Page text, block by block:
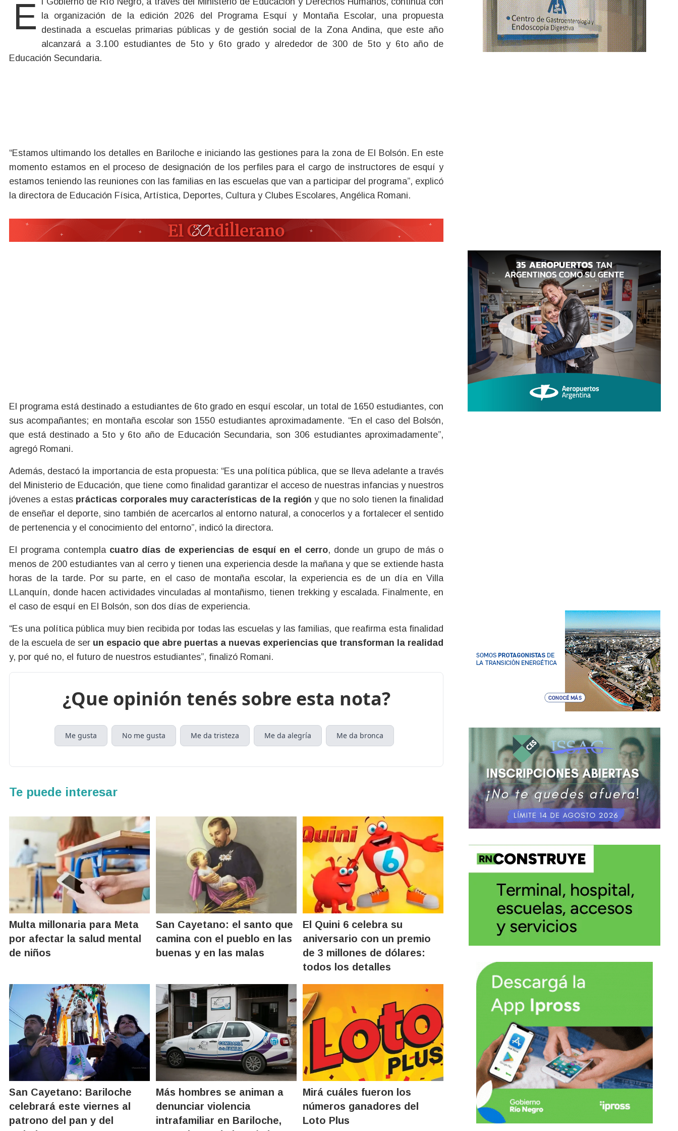
El Gobierno de Río Negro, a través del Ministerio de Educación y Derechos Humanos, continúa con la organización de la edición 2026 del Programa Esquí y Montaña Escolar, una propuesta
destinada a escuelas primarias públicas y de gestión social de la Zona Andina, que este año
alcanzará a 3.100 estudiantes de 5to y 6to grado y alrededor de 300 de 5to y 6to año de
Educación Secundaria.
“Estamos ultimando los detalles en Bariloche e iniciando las gestiones para la zona de El Bolsón. En este
momento estamos en el proceso de designación de los perfiles para el cargo de instructores de esquí y
estamos teniendo las reuniones con las familias en las escuelas que van a participar del programa”, explicó
la directora de Educación Física, Artística, Deportes, Cultura y Clubes Escolares, Angélica Romani.
El programa está destinado a estudiantes de 6to grado en esquí escolar, un total de 1650 estudiantes, con
sus acompañantes; en montaña escolar son 1550 estudiantes aproximadamente. “En el caso del Bolsón,
que está destinado a 5to y 6to año de Educación Secundaria, son 306 estudiantes aproximadamente”,
agregó Romani.
Además, destacó la importancia de esta propuesta: “Es una política pública, que se lleva adelante a través
del Ministerio de Educación, que tiene como finalidad garantizar el acceso de nuestras infancias y nuestros
jóvenes a estas prácticas corporales muy características de la región y que no solo tienen la finalidad
de enseñar el deporte, sino también de acercarlos al entorno natural, a conocerlos y a fortalecer el sentido
de pertenencia y el conocimiento del entorno”, indicó la directora.
El programa contempla cuatro días de experiencias de esquí en el cerro, donde un grupo de más o
menos de 200 estudiantes van al cerro y tienen una experiencia desde la mañana y que se extiende hasta
horas de la tarde. Por su parte, en el caso de montaña escolar, la experiencia es de un día en Villa
LLanquín, donde hacen actividades vinculadas al montañismo, tienen trekking y escalada. Finalmente, en
el caso de esquí en El Bolsón, son dos días de experiencia.
“Es una política pública muy bien recibida por todas las escuelas y las familias, que reafirma esta finalidad
de la escuela de ser un espacio que abre puertas a nuevas experiencias que transforman la realidad
y, por qué no, el futuro de nuestros estudiantes”, finalizó Romani.
¿Que opinión tenés sobre esta nota?
Me gusta No me gusta Me da tristeza Me da alegría Me da bronca
Te puede interesar
Multa millonaria para Meta
por afectar la salud mental
de niños
San Cayetano: el santo que
camina con el pueblo en las
buenas y en las malas
El Quini 6 celebra su
aniversario con un premio
de 3 millones de dólares:
todos los detalles
San Cayetano: Bariloche
celebrará este viernes al
patrono del pan y del
Más hombres se animan a
denunciar violencia
intrafamiliar en Bariloche,
Mirá cuáles fueron los
números ganadores del
Loto Plus